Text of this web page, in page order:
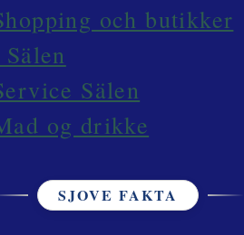
och butikker
Sälen
og drikke
SJOVE FAKTA